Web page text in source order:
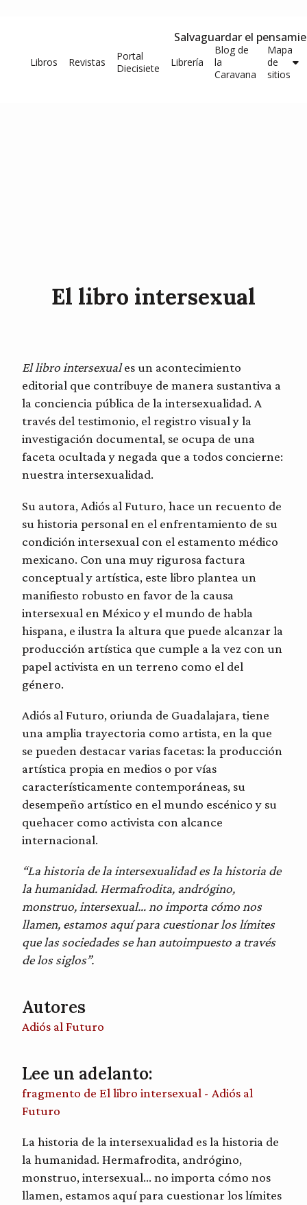
Salvaguardar el
Libros Revistas
Portal
Diecisiete
Librería
Blog de
la
Caravana
Mapa
de
sitios
El libro intersexual
El libro intersexuales un acontecimiento
editorial que contribuye de manera sustantiva a
la conciencia pública de la intersexualidad. A
través del testimonio, el registro visual y la
investigación documental, se ocupa de una
faceta ocultada y negada que a todos concierne:
nuestra intersexualidad.
Su autora, Adiós al Futuro, hace un recuento de
su historia personal en el enfrentamiento de su
condición intersexual con el estamento médico
mexicano. Con una muy rigurosa factura
conceptual y artística, este libro plantea un
manifiesto robusto en favor de la causa
intersexual en México y el mundo de habla
hispana, e ilustra la altura que puede alcanzar la
producción artística que cumple a la vez con un
papel activista en un terreno como el del
género.
Adiós al Futuro, oriunda de Guadalajara, tiene
una amplia trayectoria como artista, en la que
se pueden destacar varias facetas: la producción
artística propia en medios o por vías
característicamente contemporáneas, su
desempeño artístico en el mundo escénico y su
quehacer como activista con alcance
internacional.
“La historia de la intersexualidad es la historia de
la humanidad. Hermafrodita, andrógino,
monstruo, intersexual… no importa cómo nos
llamen, estamos aquí para cuestionar los límites
que las sociedades se han autoimpuesto a través
de los siglos”.
Autores
Adiós al Futuro
Lee un adelanto:
fragmento de El libro intersexual - Adiós al
Futuro
La historia de la intersexualidad es la historia de
la humanidad. Hermafrodita, andrógino,
monstruo, intersexual… no importa cómo nos
llamen, estamos aquí para cuestionar los límites